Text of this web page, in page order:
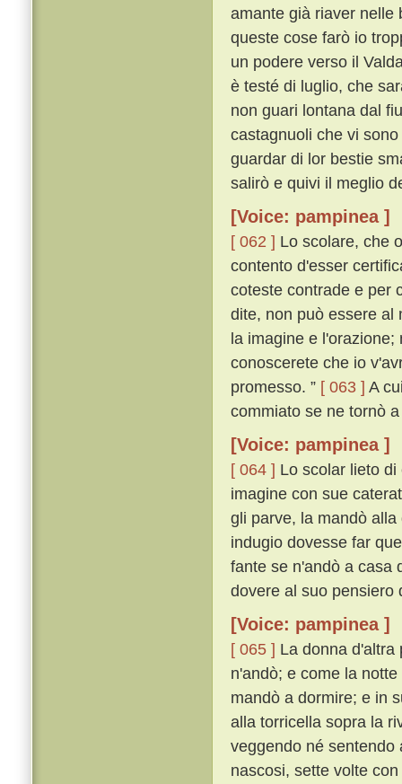
amante già riaver nelle
queste cose farò io
un podere verso il
è testé di luglio, che
non guari lontana dal
castagnuoli che vi
guardar di lor bestie
salirò e quivi il meglio
[Voice: pampinea ]
[ 062 ] Lo scolare, che
contento d'esser
coteste contrade e per
dite, non può essere al
la imagine e
conoscerete che io
promesso. ” [ 063 ] A
commiato se ne tornò
[Voice: pampinea ]
[ 064 ] Lo scolar lieto
imagine con sue
gli parve, la mandò
indugio dovesse far
fante se n'andò a casa
dovere al suo pensiero
[Voice: pampinea ]
[ 065 ] La donna d'altra
n'andò; e come la
mandò a dormire; e in
alla torricella sopra la
veggendo né sentendo
nascosi, sette volte